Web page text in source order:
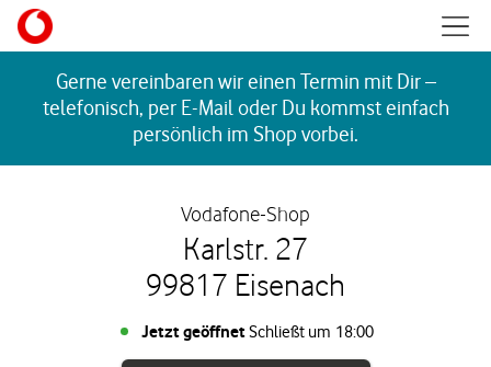
Skip to content
Gerne vereinbaren wir einen Termin mit Dir –
telefonisch, per E-Mail oder Du kommst einfach
persönlich im Shop vorbei.
Vodafone-Shop
Karlstr. 27
99817 Eisenach
Jetzt geöffnetSchließt um 18:00